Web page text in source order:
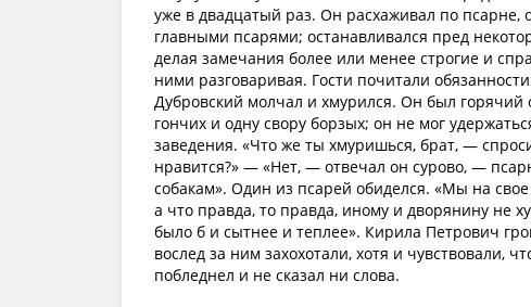
уже в двадцатый раз. Он расхаживал по
главными псарями; останавливался пред
делая замечания более или менее строгие и
ними разговаривая. Гости почитали
Дубровский молчал и хмурился. Он был горячий
гончих и одну свору борзых; он не мог
заведения. «Что же ты хмуришься, брат, —
нравится?» — «Нет, — отвечал он сурово, —
собакам». Один из псарей обиделся. «Мы на
а что правда, то правда, иному и дворянину не
было б и сытнее и теплее». Кирила Петрович
вослед за ним захохотали, хотя и чувствовали,
побледнел и не сказал ни слова.